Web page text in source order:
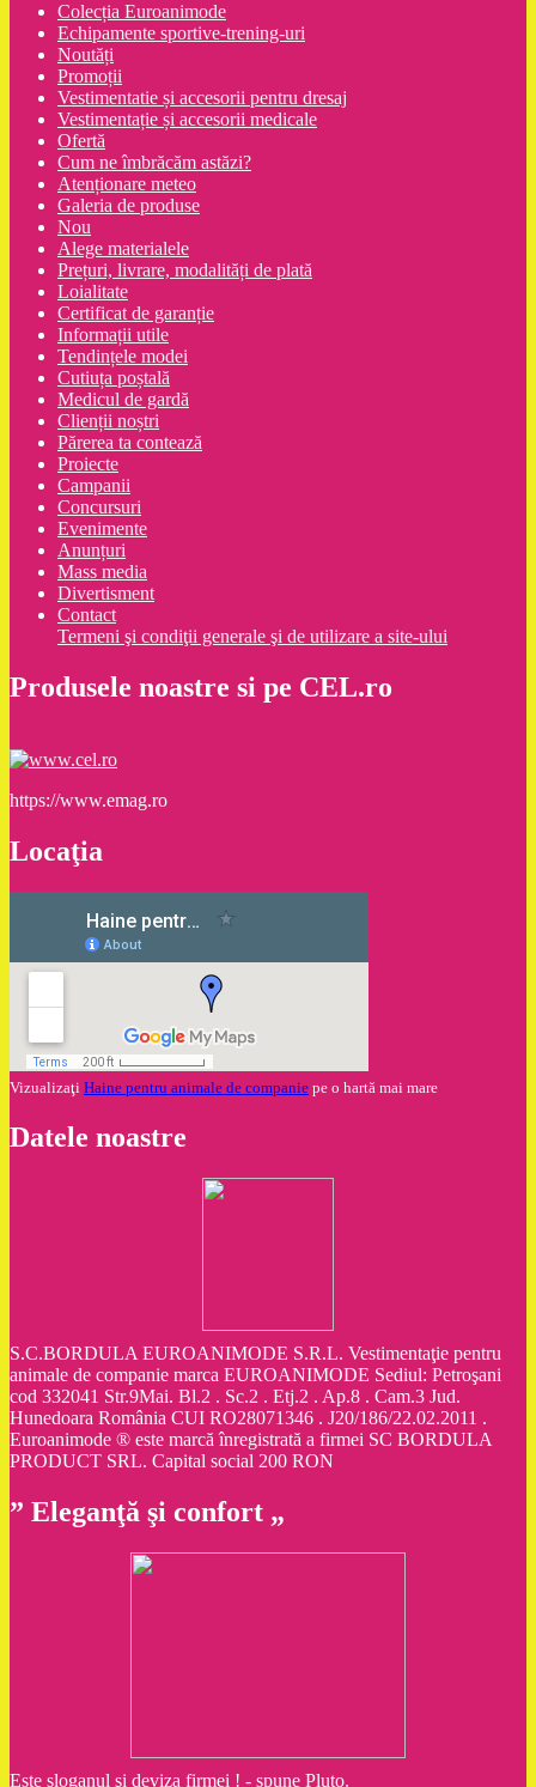
Colecția Euroanimode
Echipamente sportive-trening-uri
Noutăți
Promoții
Vestimentatie și accesorii pentru dresaj
Vestimentație și accesorii medicale
Ofertă
Cum ne îmbrăcăm astăzi?
Atenționare meteo
Galeria de produse
Nou
Alege materialele
Prețuri, livrare, modalități de plată
Loialitate
Certificat de garanție
Informații utile
Tendințele modei
Cutiuța poștală
Medicul de gardă
Clienții noștri
Părerea ta contează
Proiecte
Campanii
Concursuri
Evenimente
Anunțuri
Mass media
Divertisment
Contact
Termeni şi condiţii generale şi de utilizare a site-ului
Produsele noastre si pe CEL.ro
https://www.emag.ro
Locaţia
Vizualizaţi Haine pentru animale de companie pe o hartă mai mare
Datele noastre
S.C.BORDULA EUROANIMODE S.R.L. Vestimentaţie pentru
animale de companie marca EUROANIMODE Sediul: Petroşani
cod 332041 Str.9Mai. Bl.2 . Sc.2 . Etj.2 . Ap.8 . Cam.3 Jud.
Hunedoara România CUI RO28071346 . J20/186/22.02.2011 .
Euroanimode ® este marcă înregistrată a firmei SC BORDULA
PRODUCT SRL. Capital social 200 RON
” Eleganţă şi confort „
Este sloganul şi deviza firmei ! - spune Pluto.